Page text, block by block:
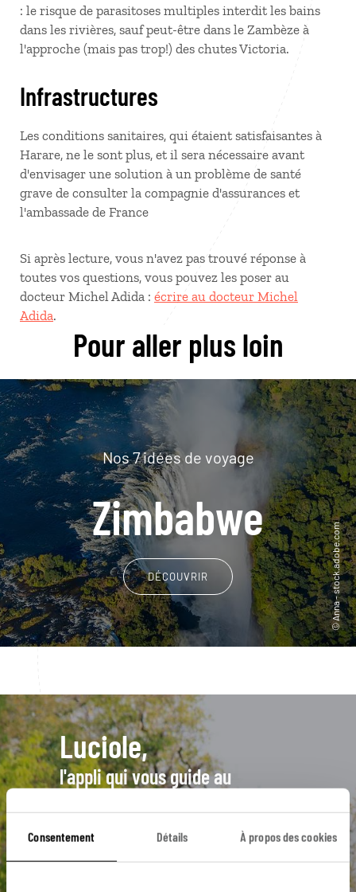
Consentement Détails À propos des cookies
: le risque de parasitoses multiples interdit les bains
dans les rivières, sauf peut-être dans le Zambèze à
l'approche (mais pas trop!) des chutes Victoria.
Infrastructures
Les conditions sanitaires, qui étaient satisfaisantes à
Harare, ne le sont plus, et il sera nécessaire avant
d'envisager une solution à un problème de santé
grave de consulter la compagnie d'assurances et
l'ambassade de France
Si après lecture, vous n'avez pas trouvé réponse à
toutes vos questions, vous pouvez les poser au
docteur Michel Adida : écrire au docteur Michel
Adida.
Pour aller plus loin
Nos 7 idées de voyage
Zimbabwe
DÉCOUVRIR
Luciole,
l'appli qui vous guide au
L’itinéraire vers votre
safari camp